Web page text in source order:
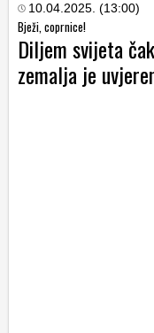
10.04.2025. (13:00)
Bježi, coprnice!
Diljem svijeta
zemalja je